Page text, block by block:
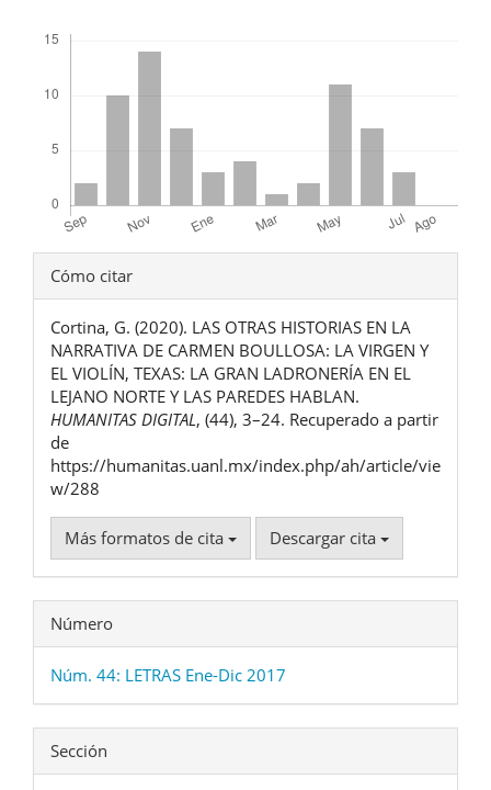
Detalles
del
artículo
Cómo citar
Cortina, G. (2020). LAS OTRAS HISTORIAS EN LA
NARRATIVA DE CARMEN BOULLOSA: LA VIRGEN Y
EL VIOLÍN, TEXAS: LA GRAN LADRONERÍA EN EL
LEJANO NORTE Y LAS PAREDES HABLAN.
HUMANITAS DIGITAL, (44), 3–24. Recuperado a partir
de
https://humanitas.uanl.mx/index.php/ah/article/vie
w/288
Más formatos de cita Descargar cita
Número
Núm. 44: LETRAS Ene-Dic 2017
Sección